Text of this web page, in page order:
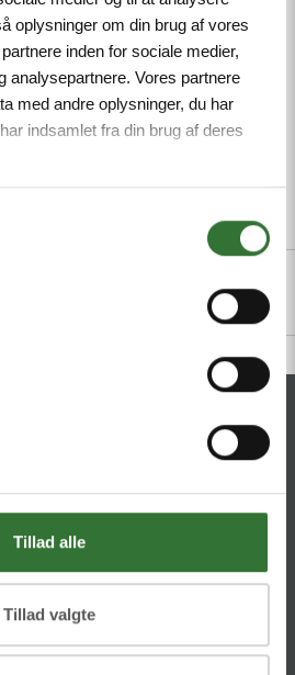
oplysninger om din brug af vores
inden for sociale medier,
analysepartnere. Vores partnere
med andre oplysninger, du har
indsamlet fra din brug af deres
Tillad alle
Tillad valgte